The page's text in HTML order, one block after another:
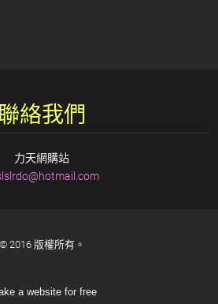
絡我們
力天網購站
o@hotmai l.com
© 2016 版權所有。
a website for free